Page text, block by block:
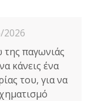
2026
της παγωνιάς
κάνεις ένα
του, για να